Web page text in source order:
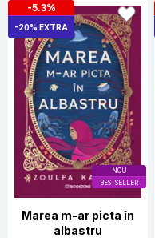
NOU
BESTSELLER
-5.3%
-20% EXTRA
Marea m-ar picta în
albastru